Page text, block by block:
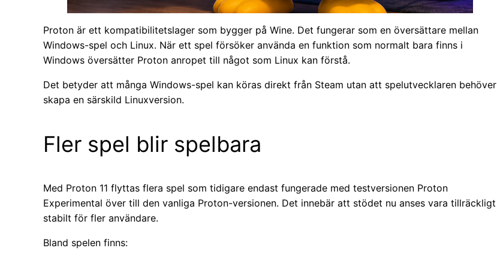
Proton är ett kompatibilitetslager som bygger på Wine. Det fungerar som en översättare mellan
Windows-spel och Linux. När ett spel försöker använda en funktion som normalt bara finns i
Windows översätter Proton anropet till något som Linux kan förstå.
Det betyder att många Windows-spel kan köras direkt från Steam utan att spelutvecklaren behöver
skapa en särskild Linuxversion.
Fler spel blir spelbara
Med Proton 11 flyttas flera spel som tidigare endast fungerade med testversionen Proton
Experimental över till den vanliga Proton-versionen. Det innebär att stödet nu anses vara tillräckligt
stabilt för fler användare.
Bland spelen finns: